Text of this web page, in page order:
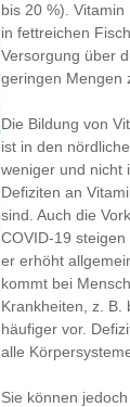
bis 20 %).
in fettreichen
Versorgung über
geringen Mengen
Die Bildung von
ist in den
weniger und nicht
Defiziten an
sind. Auch die
COVID-19
er erhöht
kommt bei
Krankheiten, z. B.
häufiger vor.
alle
Sie können